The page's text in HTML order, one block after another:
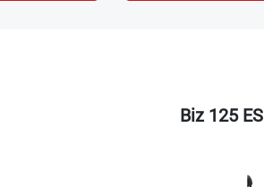
Biz 125 ES